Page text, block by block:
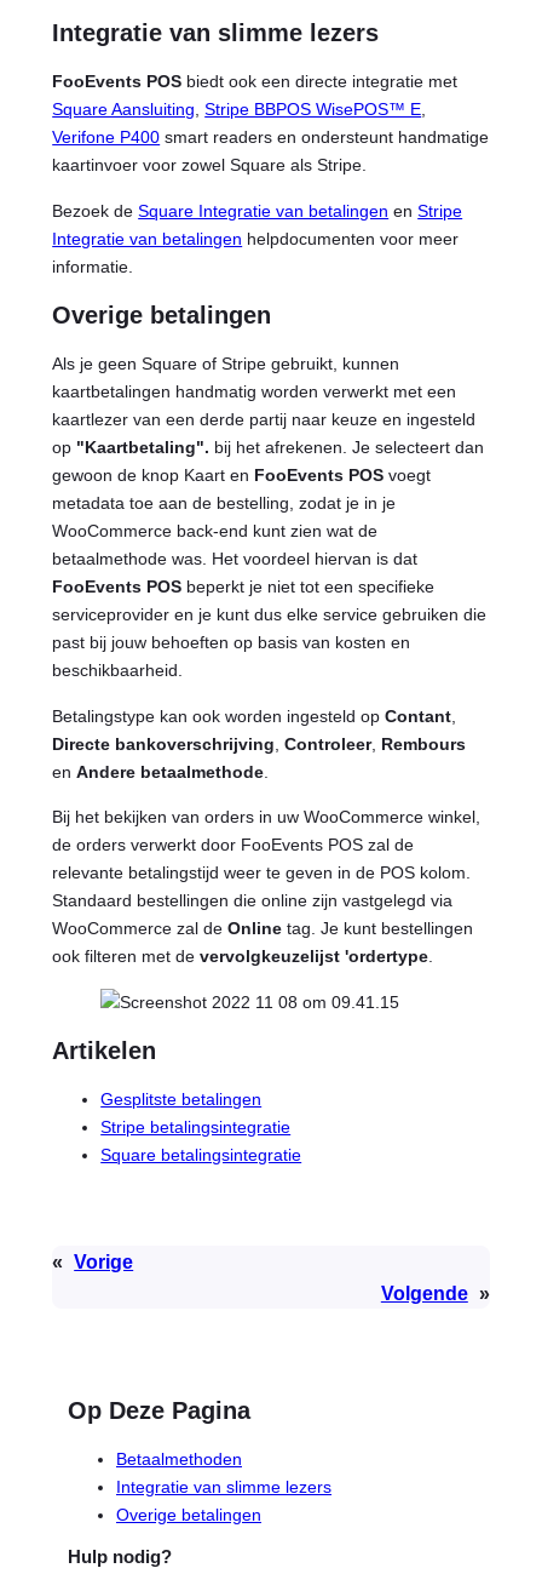
Integratie van slimme lezers
FooEvents POS biedt ook een directe integratie met
Square Aansluiting,Stripe BBPOS WisePOS™ E,
Verifone P400 smart readers en ondersteunt handmatige
kaartinvoer voor zowel Square als Stripe.
Bezoek deSquare Integratie van betalingen enStripe
Integratie van betalingen helpdocumenten voor meer
informatie.
Overige betalingen
Als je geen Square of Stripe gebruikt, kunnen
kaartbetalingen handmatig worden verwerkt met een
kaartlezer van een derde partij naar keuze en ingesteld
op "Kaartbetaling". bij het afrekenen. Je selecteert dan
gewoon de knop Kaart en FooEvents POS voegt
metadata toe aan de bestelling, zodat je in je
WooCommerce back-end kunt zien wat de
betaalmethode was. Het voordeel hiervan is dat
FooEvents POS beperkt je niet tot een specifieke
serviceprovider en je kunt dus elke service gebruiken die
past bij jouw behoeften op basis van kosten en
beschikbaarheid.
Betalingstype kan ook worden ingesteld opContant
Directe bankoverschrijving ,Controleer, Rembours
enAndere betaalmethode
Bij het bekijken van orders in uw WooCommerce winkel,
de orders verwerkt door FooEvents POS zal de
relevante betalingstijd weer te geven in de POS kolom.
Standaard bestellingen die online zijn vastgelegd via
WooCommerce zal deOnline tag. Je kunt bestellingen
ook filteren met devervolgkeuzelijst 'ordertype
Artikelen
Gesplitste betalingen
Stripe betalingsintegratie
Square betalingsintegratie
« Vorige
Volgende »
Op Deze Pagina
Betaalmethoden
Integratie van slimme lezers
Overige betalingen
Hulp nodig?